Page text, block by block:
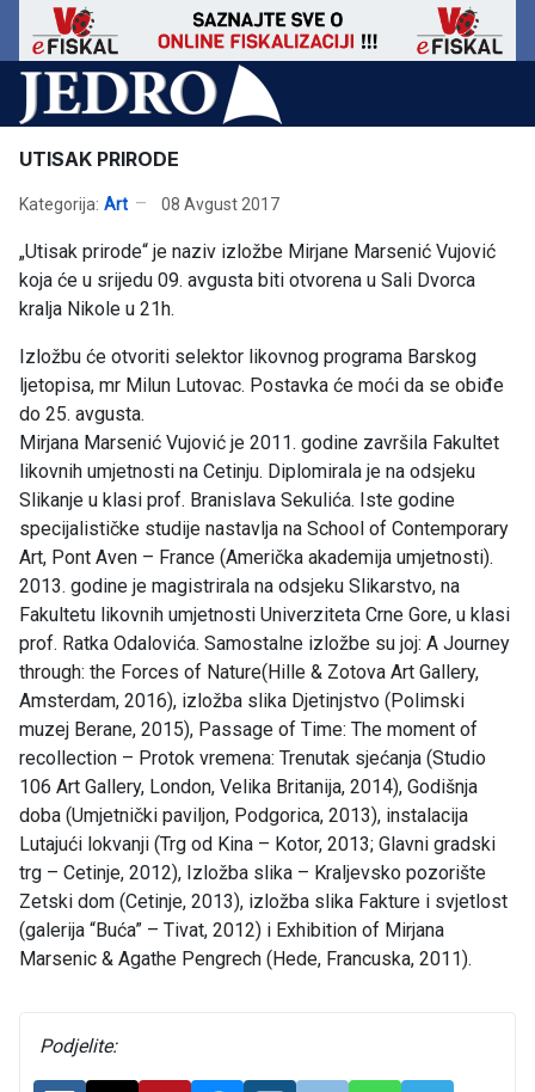
UTISAK PRIRODE
Kategorija: Art 08 Avgust 2017
„Utisak prirode“ je naziv izložbe Mirjane Marsenić Vujović
koja će u srijedu 09. avgusta biti otvorena u Sali Dvorca
kralja Nikole u 21h.
Izložbu će otvoriti selektor likovnog programa Barskog
ljetopisa, mr Milun Lutovac. Postavka će moći da se obiđe
do 25. avgusta.
Mirjana Marsenić Vujović je 2011. godine završila Fakultet
likovnih umjetnosti na Cetinju. Diplomirala je na odsjeku
Slikanje u klasi prof. Branislava Sekulića. Iste godine
specijalističke studije nastavlja na School of Contemporary
Art, Pont Aven – France (Američka akademija umjetnosti).
2013. godine je magistrirala na odsjeku Slikarstvo, na
Fakultetu likovnih umjetnosti Univerziteta Crne Gore, u klasi
prof. Ratka Odalovića. Samostalne izložbe su joj: A Journey
through: the Forces of Nature(Hille & Zotova Art Gallery,
Amsterdam, 2016), izložba slika Djetinjstvo (Polimski
muzej Berane, 2015), Passage of Time: The moment of
recollection – Protok vremena: Trenutak sjećanja (Studio
106 Art Gallery, London, Velika Britanija, 2014), Godišnja
doba (Umjetnički paviljon, Podgorica, 2013), instalacija
Lutajući lokvanji (Trg od Kina – Kotor, 2013; Glavni gradski
trg – Cetinje, 2012), Izložba slika – Kraljevsko pozorište
Zetski dom (Cetinje, 2013), izložba slika Fakture i svjetlost
(galerija “Buća” – Tivat, 2012) i Exhibition of Mirjana
Marsenic & Agathe Pengrech (Hede, Francuska, 2011).
Podjelite: